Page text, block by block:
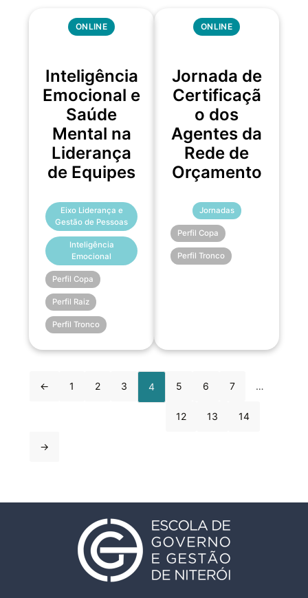
ONLINE
Inteligência
Emocional e
Saúde
Mental na
Liderança
de Equipes
Eixo Liderança e
Gestão de Pessoas
Inteligência
Emocional
Perfil Copa
Perfil Raiz
Perfil Tronco
ONLINE
Jornada de
Certificaçã
o dos
Agentes da
Rede de
Orçamento
Jornadas
Perfil Copa
Perfil Tronco
← 1 2 3 4 5 6 7 …
12 13 14
→